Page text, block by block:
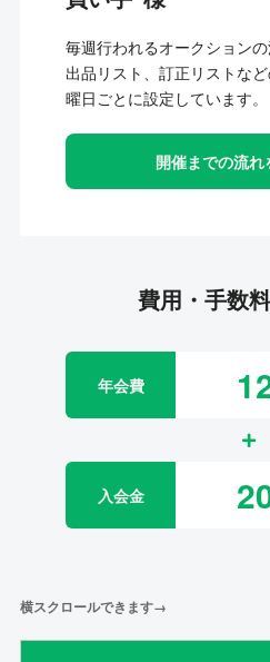
毎週行われるオークション
出品リスト、訂正リストな
曜日ごとに設定しています。
開催までの流れ
費用・手数
年会費
入会金
横スクロールできます→